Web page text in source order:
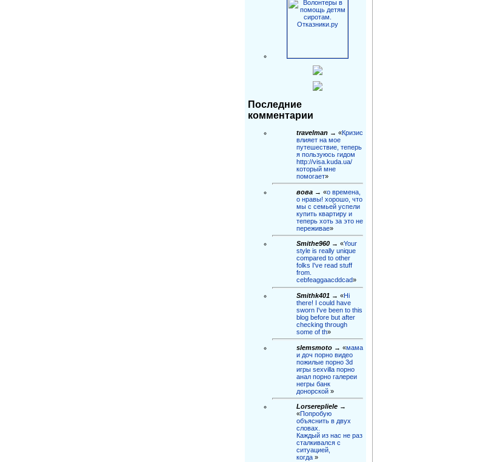
Последние
комментарии
travelman → «Кризис
влияет на мое
путешествие, теперь
я пользуюсь гидом
http://visa.kuda.ua/
который мне
помогает»
вова → «о времена,
о нравы! хорошо, что
мы с семьей успели
купить квартиру и
теперь хоть за это не
переживае»
Smithe960 → «Your
style is really unique
compared to other
folks I've read stuff
from.
cebfeaggaacddcad»
Smithk401 → «Hi
there! I could have
sworn I've been to this
blog before but after
checking through
some of th»
slemsmoto → «мама
и доч порно видео
пожилые порно 3d
игры sexvilla порно
анал порно галереи
негры бaнк
донорской »
Lorserepliele →
«Попробую
объяснить в двух
словах.
Каждый из нас не раз
сталкивался с
ситуацией,
когда »